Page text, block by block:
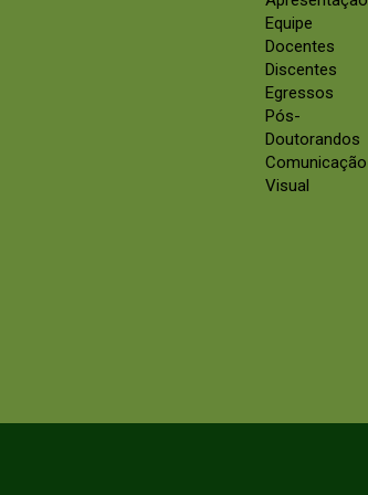
Equipe
Docentes
Discentes
Egressos
Pós-
Doutorandos
Comunicação
Visual